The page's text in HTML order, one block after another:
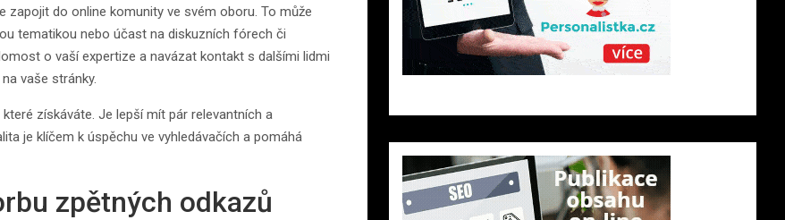
zapojit do online komunity ve svém oboru. To může
tematikou nebo účast na diskuzních fórech či
o vaší expertize a navázat kontakt s dalšími lidmi
vaše stránky.
získáváte. Je lepší mít pár relevantních a
je klíčem k úspěchu ve vyhledávačích a pomáhá
zpětných odkazů